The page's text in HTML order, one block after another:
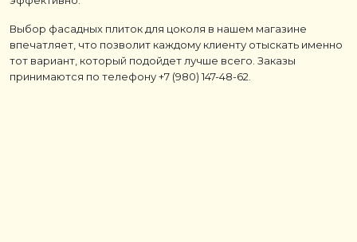
Выбор фасадных плиток для цоколя в нашем магазине
впечатляет, что позволит каждому клиенту отыскать именно
тот вариант, который подойдет лучше всего. Заказы
принимаются по телефону +7 (980) 147-48-62.